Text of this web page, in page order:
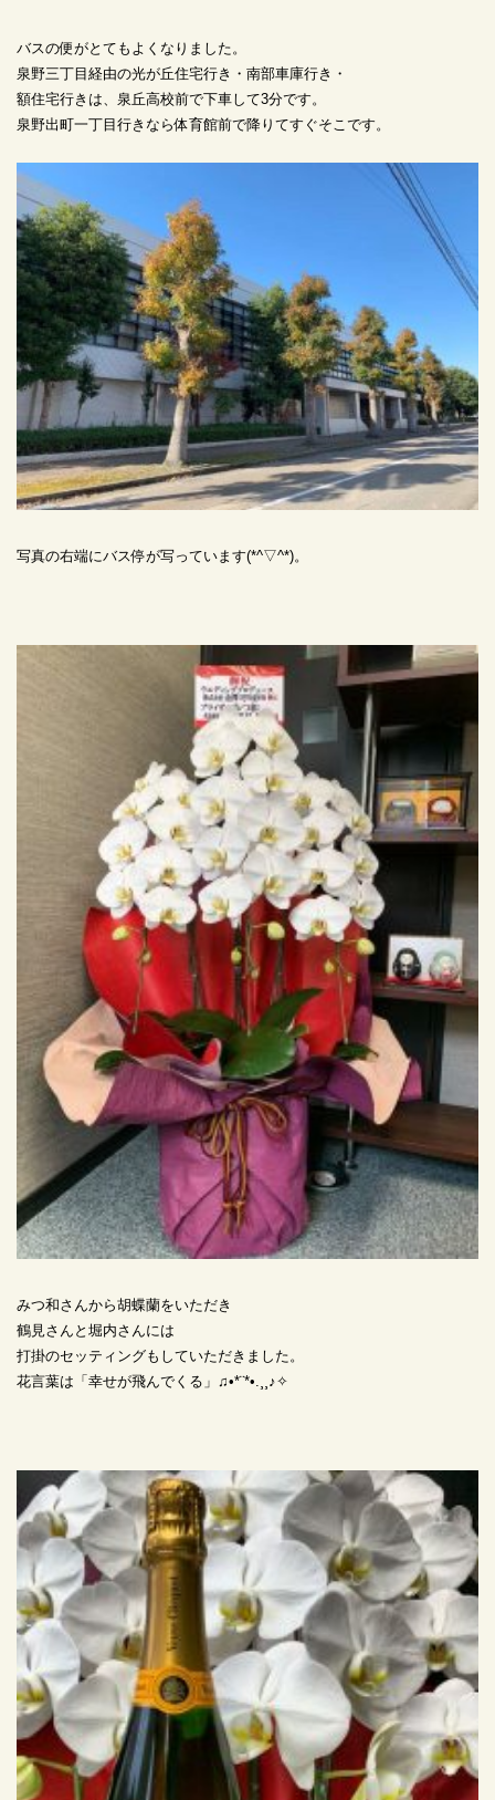
バスの便がとてもよくなりました。
泉野三丁目経由の光が丘住宅行き・南部車庫行き・
額住宅行きは、泉丘高校前で下車して3分です。
泉野出町一丁目行きなら体育館前で降りてすぐそこです。
写真の右端にバス停が写っています(*^▽^*)。
みつ和さんから胡蝶蘭をいただき
鶴見さんと堀内さんには
打掛のセッティングもしていただきました。
花言葉は「幸せが飛んでくる」♫•*¨*•.¸¸♪✧